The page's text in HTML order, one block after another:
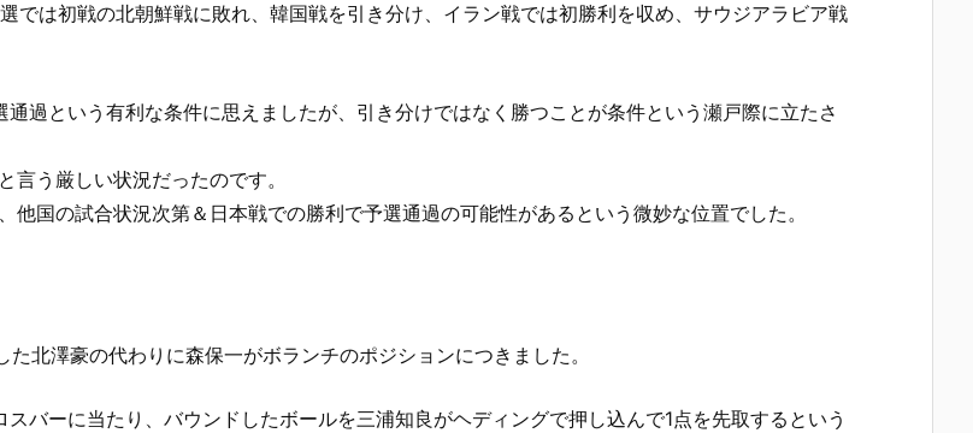
では初戦の北朝鮮戦に敗れ、韓国戦を引き分け、イラン戦では初勝利を収め、サウジアラビア戦
過という有利な条件に思えましたが、引き分けではなく勝つことが条件という瀬戸際に立たさ
う厳しい状況だったのです。
国の試合状況次第＆日本戦での勝利で予選通過の可能性があるという微妙な位置でした。
北澤豪の代わりに森保一がボランチのポジションにつきました。
バーに当たり、バウンドしたボールを三浦知良がヘディングで押し込んで1点を先取するという